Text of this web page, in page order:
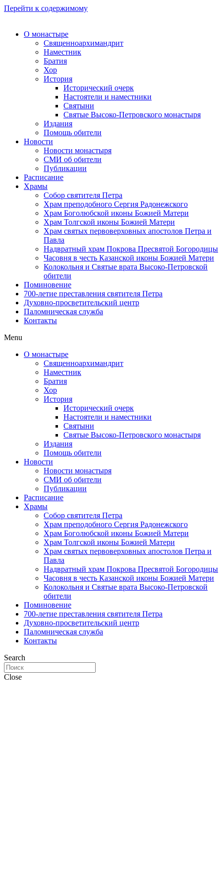
Перейти к содержимому
О монастыре
Священноархимандрит
Наместник
Братия
Хор
История
Исторический очерк
Настоятели и наместники
Святыни
Святые Высоко-Петровского монастыря
Издания
Помощь обители
Новости
Новости монастыря
СМИ об обители
Публикации
Расписание
Храмы
Собор святителя Петра
Храм преподобного Сергия Радонежского
Храм Боголюбской иконы Божией Матери
Храм Толгской иконы Божией Матери
Храм святых первоверховных апостолов Петра и
Павла
Надвратный храм Покрова Пресвятой Богородицы
Часовня в честь Казанской иконы Божией Матери
Колокольня и Святые врата Высоко-Петровской
обители
Поминовение
700-летие преставления святителя Петра
Духовно-просветительский центр
Паломническая служба
Контакты
Menu
О монастыре
Священноархимандрит
Наместник
Братия
Хор
История
Исторический очерк
Настоятели и наместники
Святыни
Святые Высоко-Петровского монастыря
Издания
Помощь обители
Новости
Новости монастыря
СМИ об обители
Публикации
Расписание
Храмы
Собор святителя Петра
Храм преподобного Сергия Радонежского
Храм Боголюбской иконы Божией Матери
Храм Толгской иконы Божией Матери
Храм святых первоверховных апостолов Петра и
Павла
Надвратный храм Покрова Пресвятой Богородицы
Часовня в честь Казанской иконы Божией Матери
Колокольня и Святые врата Высоко-Петровской
обители
Поминовение
700-летие преставления святителя Петра
Духовно-просветительский центр
Паломническая служба
Контакты
Search
Close